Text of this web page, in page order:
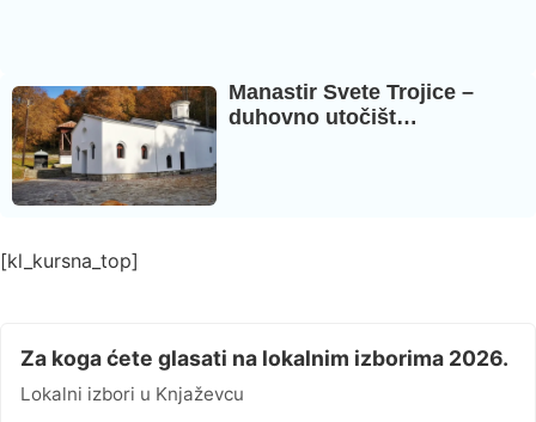
Manastir Svete Trojice –
duhovno utočišt…
[kl_kursna_top]
Za koga ćete glasati na lokalnim izborima 2026.
Lokalni izbori u Knjaževcu